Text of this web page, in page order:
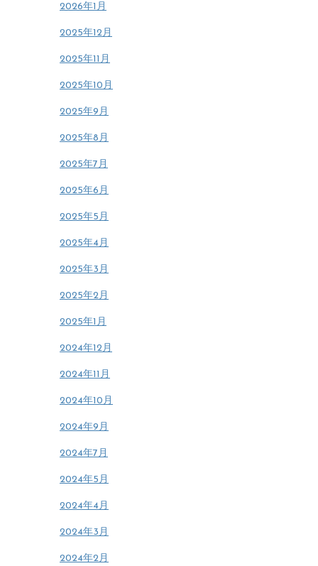
2026年1月
2025年12月
2025年11月
2025年10月
2025年9月
2025年8月
2025年7月
2025年6月
2025年5月
2025年4月
2025年3月
2025年2月
2025年1月
2024年12月
2024年11月
2024年10月
2024年9月
2024年7月
2024年5月
2024年4月
2024年3月
2024年2月